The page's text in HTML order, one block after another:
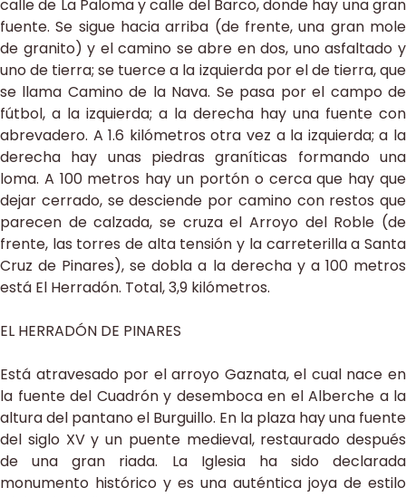
calle de La Paloma y calle del Barco, donde hay una gran
fuente. Se sigue hacia arriba (de frente, una gran mole
de granito) y el camino se abre en dos, uno asfaltado y
uno de tierra; se tuerce a la izquierda por el de tierra, que
se llama Camino de la Nava. Se pasa por el campo de
fútbol, a la izquierda; a la derecha hay una fuente con
abrevadero. A 1.6 kilómetros otra vez a la izquierda; a la
derecha hay unas piedras graníticas formando una
loma. A 100 metros hay un portón o cerca que hay que
dejar cerrado, se desciende por camino con restos que
parecen de calzada, se cruza el Arroyo del Roble (de
frente, las torres de alta tensión y la carreterilla a Santa
Cruz de Pinares), se dobla a la derecha y a 100 metros
está El Herradón. Total, 3,9 kilómetros.
EL HERRADÓN DE PINARES
Está atravesado por el arroyo Gaznata, el cual nace en
la fuente del Cuadrón y desemboca en el Alberche a la
altura del pantano el Burguillo. En la plaza hay una fuente
del siglo XV y un puente medieval, restaurado después
de una gran riada. La Iglesia ha sido declarada
monumento histórico y es una auténtica joya de estilo